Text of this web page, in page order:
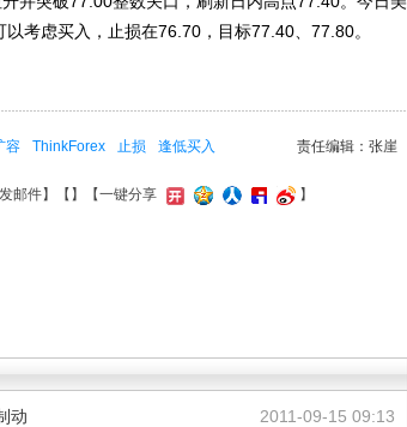
考虑买入，止损在76.70，目标77.40、77.80。
责任编辑：张崖
容 ThinkForex 止损 逢低买入
邮件】【 】 【一键分享 】
2011-09-15 09:13
动